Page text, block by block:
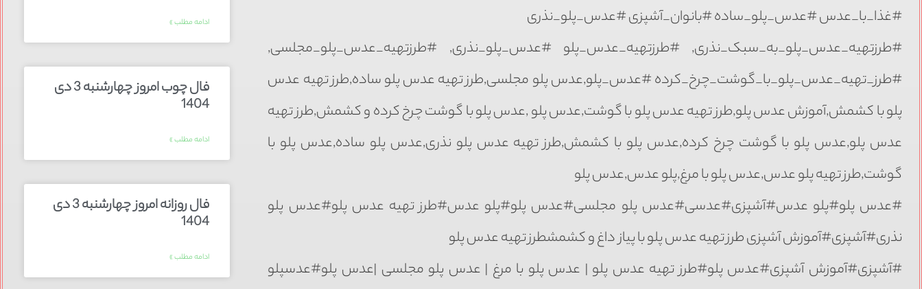
#غذا_با_عدس #عدس_پلو_ساده #بانوان_آشپزی #عدس_پلو_نذری
#طرزتهیه_عدس_پلو_به_سبک_نذری, #طرزتهیه_عدس_پلو #عدس_پلو_نذری, #طرزتهیه_عدس_پلو_مجلسی,
#طرز_تهیه_عدس_پلو_با_گوشت_چرخ_کرده #عدس_پلو,عدس پلو مجلسی,طرز تهیه عدس پلو ساده,طرز تهیه عدس
پلو با کشمش,آموزش عدس پلو,طرز تهیه عدس پلو با گوشت,عدس پلو ,عدس پلو با گوشت چرخ کرده و کشمش,طرز تهیه
عدس پلو,عدس پلو با گوشت چرخ کرده,عدس پلو با کشمش,طرز تهیه عدس پلو نذری,عدس پلو ساده,عدس پلو با
گوشت,طرز تهیه پلو عدس,عدس پلو با مرغ,پلو عدس,عدس پلو
#عدس پلو#پلو عدس#آشپزی#عدسی#عدس پلو مجلسی#عدس پلو#پلو عدس#طرز تهیه عدس پلو#عدس پلو
نذری#آشپزی#آموزش آشپزی طرز تهیه عدس پلو با پیاز داغ و کشمشطرز تهیه عدس پلو
#آشپزی#آموزش آشپزی#عدس پلو#طرز تهیه عدس پلو | عدس پلو با مرغ | عدس پلو مجلسی |عدس پلو#عدسپلو
ادامه مطلب »
فال چوب امروز چهارشنبه 3 دی
1404
ادامه مطلب »
فال روزانه امروز چهارشنبه 3 دی
1404
ادامه مطلب »